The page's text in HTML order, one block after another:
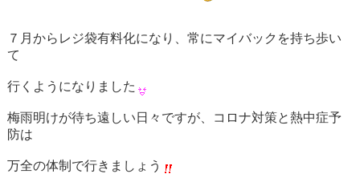
７月からレジ袋有料化になり、常にマイバックを持ち歩い
て
行くようになりました
梅雨明けが待ち遠しい日々ですが、コロナ対策と熱中症予
防は
万全の体制で行きましょう